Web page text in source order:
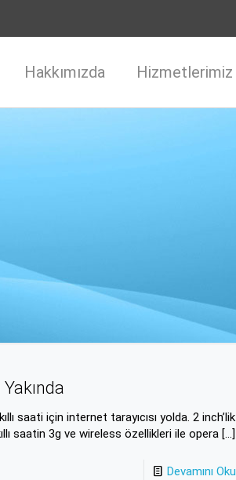
Hakkımızda Hizmetlerimiz
Yakında
saati için internet tarayıcısı yolda. 2 inch’lik
saatin 3g ve wireless özellikleri ile opera[…]
Devamını Oku